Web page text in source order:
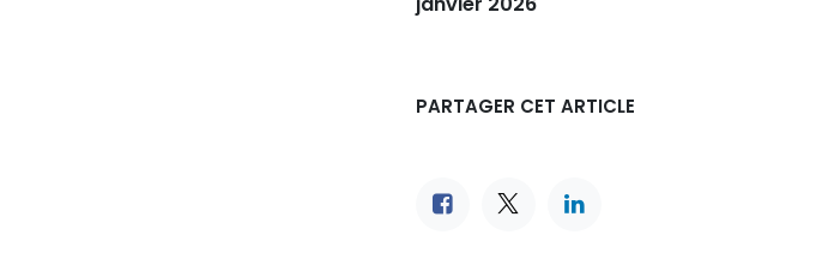
PARTAGER CET ARTICLE